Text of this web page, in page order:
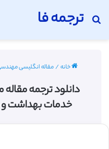
ترجمه فا
جستجو برای
خانه/مقاله انگلیسی مهندسی
دانلود ترجمه
خدمات بهداشت و